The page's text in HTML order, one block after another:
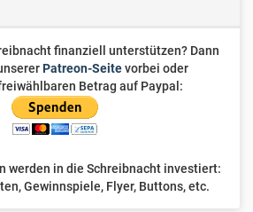
finanziell unterstützen? Dann
Patreon-Seitevorbei oder
Betrag auf Paypal:
werden in die Schreibnacht investiert:
Gewinnspiele, Flyer, Buttons, etc.